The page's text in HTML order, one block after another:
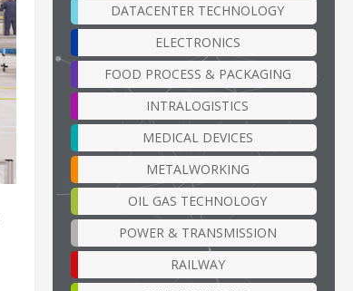
DATACENTER TECHNOLOGY
ELECTRONICS
FOOD PROCESS & PACKAGING
INTRALOGISTICS
MEDICAL DEVICES
METALWORKING
OIL GAS TECHNOLOGY
POWER & TRANSMISSION
RAILWAY